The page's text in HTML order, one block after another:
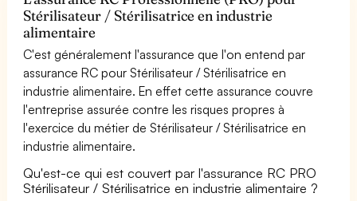
Stérilisateur / Stérilisatrice en industrie
alimentaire
C'est généralement l'assurance que l'on entend par
assurance RC pour Stérilisateur / Stérilisatrice en
industrie alimentaire. En effet cette assurance couvre
l'entreprise assurée contre les risques propres à
l'exercice du métier de Stérilisateur / Stérilisatrice en
industrie alimentaire.
Qu'est-ce qui est couvert par l'assurance RC PRO
Stérilisateur / Stérilisatrice en industrie alimentaire ?